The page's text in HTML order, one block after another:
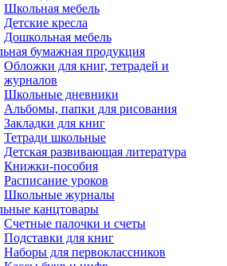
Школьная мебель
Детские кресла
Дошкольная мебель
бумажная продукция
Обложки для книг, тетрадей и
журналов
Школьные дневники
Альбомы, папки для рисования
Закладки для книг
Тетради школьные
Детская развивающая литература
Книжки-пособия
Расписание уроков
Школьные журналы
канцтовары
Счетные палочки и счеты
Подставки для книг
Наборы для первоклассников